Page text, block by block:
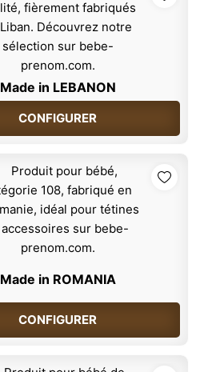
Made in LEBANON
CONFIGURER
Made in ROMANIA
CONFIGURER